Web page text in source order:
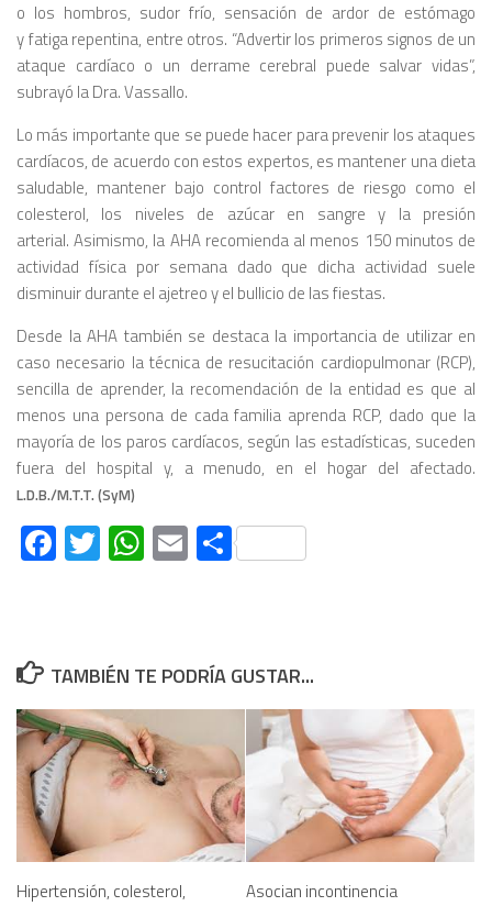
o los hombros, sudor frío, sensación de ardor de estómago
y fatiga repentina, entre otros. “Advertir los primeros signos de un
ataque cardíaco o un derrame cerebral puede salvar vidas”,
subrayó la Dra. Vassallo.
Lo más importante que se puede hacer para prevenir los ataques
cardíacos, de acuerdo con estos expertos, es mantener una dieta
saludable, mantener bajo control factores de riesgo como el
colesterol, los niveles de azúcar en sangre y la presión
arterial. Asimismo, la AHA recomienda al menos 150 minutos de
actividad física por semana dado que dicha actividad suele
disminuir durante el ajetreo y el bullicio de las fiestas.
Desde la AHA también se destaca la importancia de utilizar en
caso necesario la técnica de resucitación cardiopulmonar (RCP),
sencilla de aprender, la recomendación de la entidad es que al
menos una persona de cada familia aprenda RCP, dado que la
mayoría de los paros cardíacos, según las estadísticas, suceden
fuera del hospital y, a menudo, en el hogar del afectado.
L.D.B./M.T.T. (SyM)
Facebook
Twitter
WhatsApp
EmailCompartir
TAMBIÉN TE PODRÍA GUSTAR...
Hipertensión, colesterol,
Asocian incontinencia